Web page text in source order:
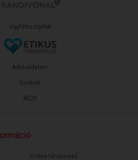
Ügyfélszolgálat
ÁSZF
Adatvédelem
Cookiek
Online társkereső